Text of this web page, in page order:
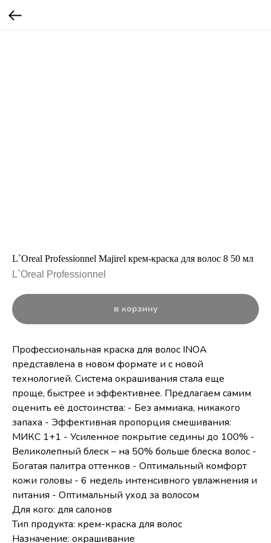
L`Oreal Professionnel Majirel крем-краска для волос 8 50 мл
L`Oreal Professionnel
в корзину
Профессиональная краска для волос INOA
представлена в новом формате и с новой
технологией. Система окрашивания стала еще
проще, быстрее и эффективнее. Предлагаем самим
оценить её достоинства: - Без аммиака, никакого
запаха - Эффективная пропорция смешивания:
МИКС 1+1 - Усиленное покрытие седины до 100% -
Великолепный блеск – на 50% больше блеска волос -
Богатая палитра оттенков - Оптимальный комфорт
кожи головы - 6 недель интенсивного увлажнения и
питания - Оптимальный уход за волосом
Для кого: для салонов
Тип продукта: крем-краска для волос
Назначение: окрашивание